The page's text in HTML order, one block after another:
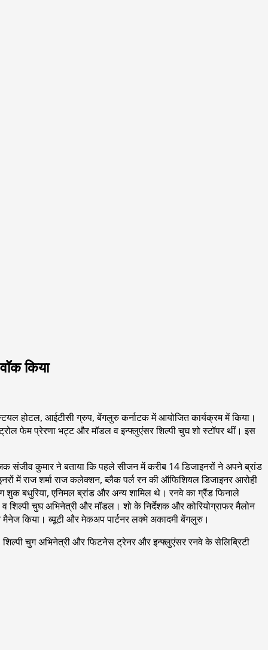
किया
होटल, आईटीसी ग्रुप, बेंगलुरु कर्नाटक में आयोजित कार्यक्रम में किया।
फेम प्रेरणा भट्ट और मॉडल व इन्फ्लुएंसर शिल्पी चुघ शो स्टॉपर थीं। इस
संजीव कुमार ने बताया कि पहले सीजन में करीब 14 डिजाइनरों ने अपने ब्रांड
में राज शर्मा राज कलेक्शन, ब्लैक पर्ल रन की ऑफिशियल डिजाइनर आरोही
शुक बधुरिया, एनिमल ब्रांड और अन्य शामिल थे। रनवे का ग्रैंड फिनाले
शिल्पी चुघ अभिनेत्री और मॉडल। शो के निर्देशक और कोरियोग्राफर मैलोन
किया। ब्यूटी और मेकअप पार्टनर लक्मे अकादमी बेंगलुरु।
चुग अभिनेत्री और फिटनेस ट्रेनर और इन्फ्लुएंसर रनवे के सेलिब्रिटी